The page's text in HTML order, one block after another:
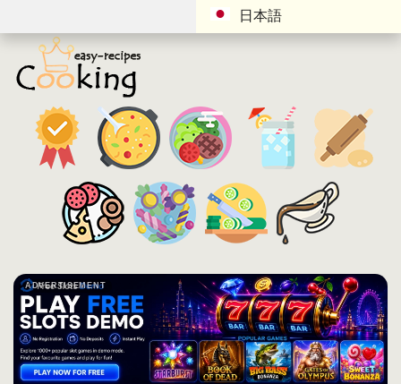
日本語
ADVERTISEMENT